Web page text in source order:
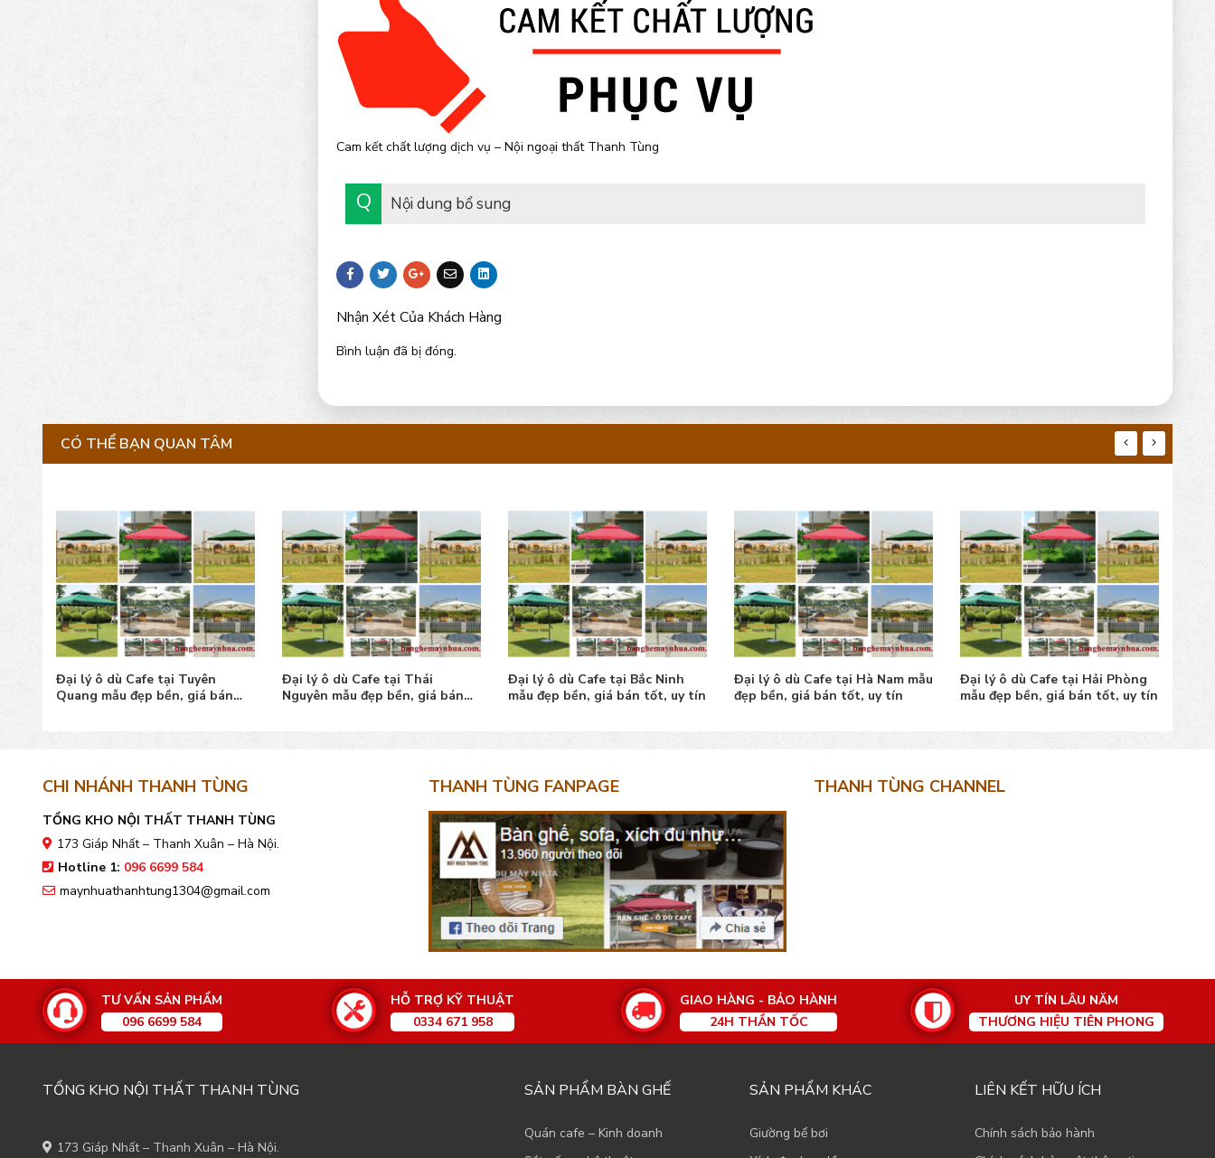
Cam kết chất lượng dịch vụ – Nội ngoại thất Thanh Tùng
Nội dung bổ sung
Nhận Xét Của Khách Hàng
Bình luận đã bị đóng.
CÓ THỂ BẠN QUAN TÂM
Đại lý ô dù Cafe tại Tuyên
Quang mẫu đẹp bền, giá bán
Đại lý ô dù Cafe tại Thái
Nguyên mẫu đẹp bền, giá bán
Đại lý ô dù Cafe tại Bắc Ninh
mẫu đẹp bền, giá bán tốt, uy tín
Đại lý ô dù Cafe tại Hà Nam mẫu
đẹp bền, giá bán tốt, uy tín
Đại lý ô dù Cafe tại Hải Phòng
mẫu đẹp bền, giá bán tốt, uy tín
CHI NHÁNH THANH TÙNG
TỔNG KHO NỘI THẤT THANH TÙNG
173 Giáp Nhất – Thanh Xuân – Hà Nội.
Hotline 1: 096 6699 584
maynhuathanhtung1304@gmail.com
THANH TÙNG FANPAGE THANH TÙNG CHANNEL
TƯ VẤN SẢN PHẨM
096 6699 584
HỖ TRỢ KỸ THUẬT
0334 671 958
GIAO HÀNG - BẢO HÀNH
24H THẦN TỐC
UY TÍN LÂU NĂM
THƯƠNG HIỆU TIÊN PHONG
TỔNG KHO NỘI THẤT THANH TÙNG
173 Giáp Nhất – Thanh Xuân – Hà Nội.
SẢN PHẨM BÀN GHẾ
Quán cafe – Kinh doanh
SẢN PHẨM KHÁC
Giường bể bơi
LIÊN KẾT HỮU ÍCH
Chính sách bảo hành